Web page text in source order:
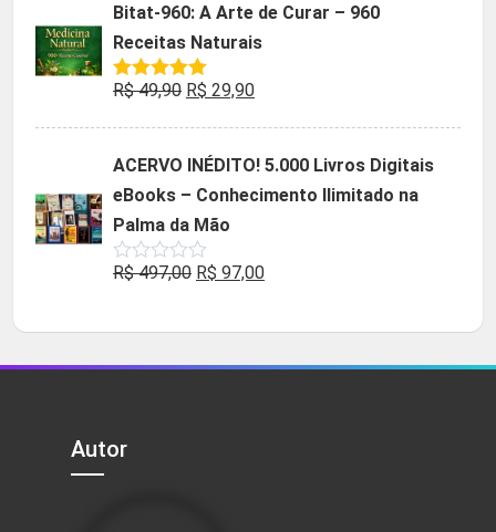
era:
R$ 85,90.
é:
R$ 9,90.
Bitat-960: A Arte de Curar – 960
Receitas Naturais
Avaliação
R$49,90 O
era:
R$ 49,90.
R$ 29,90O
é:
R$ 29,90.
ACERVO INÉDITO! 5.000 Livros Digitais
eBooks – Conhecimento Ilimitado na
Palma da Mão
Avaliação
5
R$497,00 O
original
era:
R$ 97,00O
atual
é:
Autor